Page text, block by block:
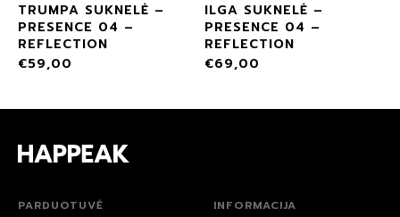
TRUMPA SUKNELĖ –
PRESENCE 04 –
REFLECTION
€59,00
ILGA SUKNELĖ –
PRESENCE 04 –
REFLECTION
€69,00
PARDUOTUVĖ
INFORMACIJA